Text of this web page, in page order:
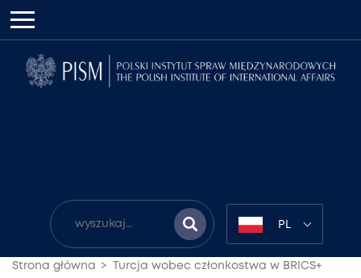
PL
Strona główna Turcja wobec członkostwa w BRICS+